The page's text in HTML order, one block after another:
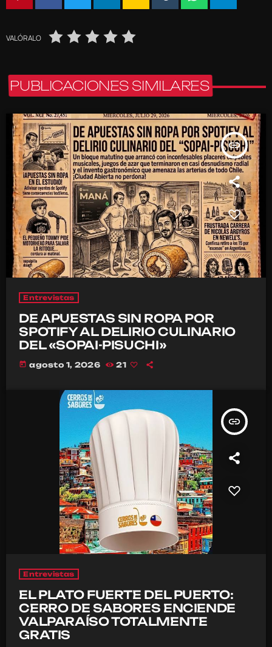
VALÓRALO
PUBLICACIONES SIMILARES
insert_link
Entrevistas
DE APUESTAS SIN ROPA POR
SPOTIFY AL DELIRIO CULINARIO
DEL «SOPAI-PISUCHI»
today agosto 1, 2026 21
insert_link
Entrevistas
EL PLATO FUERTE DEL PUERTO:
CERRO DE SABORES ENCIENDE
VALPARAÍSO TOTALMENTE
GRATIS